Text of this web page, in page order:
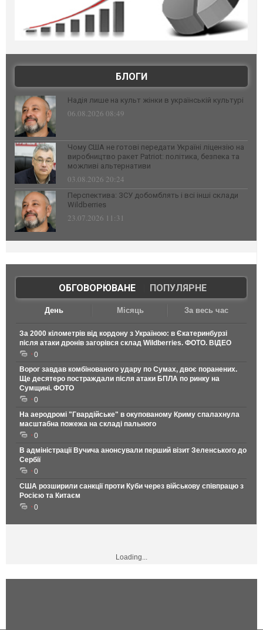
БЛОГИ
Надія лише на культ жінки в українській культурі
06.08.2026 08:49
Чому США не готові передати Україні ліцензію на
виробництво ракет Patriot: політика, безпека та
можливі альтернативи
03.08.2026 20:24
Перспектива: ЗСУ добомблять і всі інші склади
Wildberries
23.07.2026 11:31
ОБГОВОРЮВАНЕ| ПОПУЛЯРНЕ
День Місяць За весь час
За 2000 кілометрів від кордону з Україною: в Єкатеринбурзі
після атаки дронів загорівся склад Wildberries. ФОТО. ВІДЕО
0
Ворог завдав комбінованого удару по Сумах, двоє поранених.
Ще десятеро постраждали після атаки БПЛА по ринку на
Сумщині. ФОТО
0
На аеродромі "Гвардійське" в окупованому Криму спалахнула
масштабна пожежа на складі пального
0
В адміністрації Вучича анонсували перший візит Зеленського до
Сербії
0
США розширили санкції проти Куби через військову співпрацю з
Росією та Китаєм
0
Loading...